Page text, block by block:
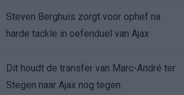
Steven Berghuis zorgt voor ophef na
harde tackle in oefenduel van Ajax
Dit houdt de transfer van Marc-André ter
Stegen naar Ajax nog tegen